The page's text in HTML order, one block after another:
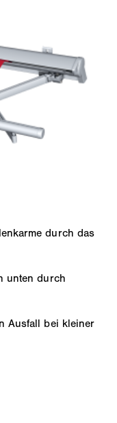
durch das
unten durch
Ausfall bei kleiner